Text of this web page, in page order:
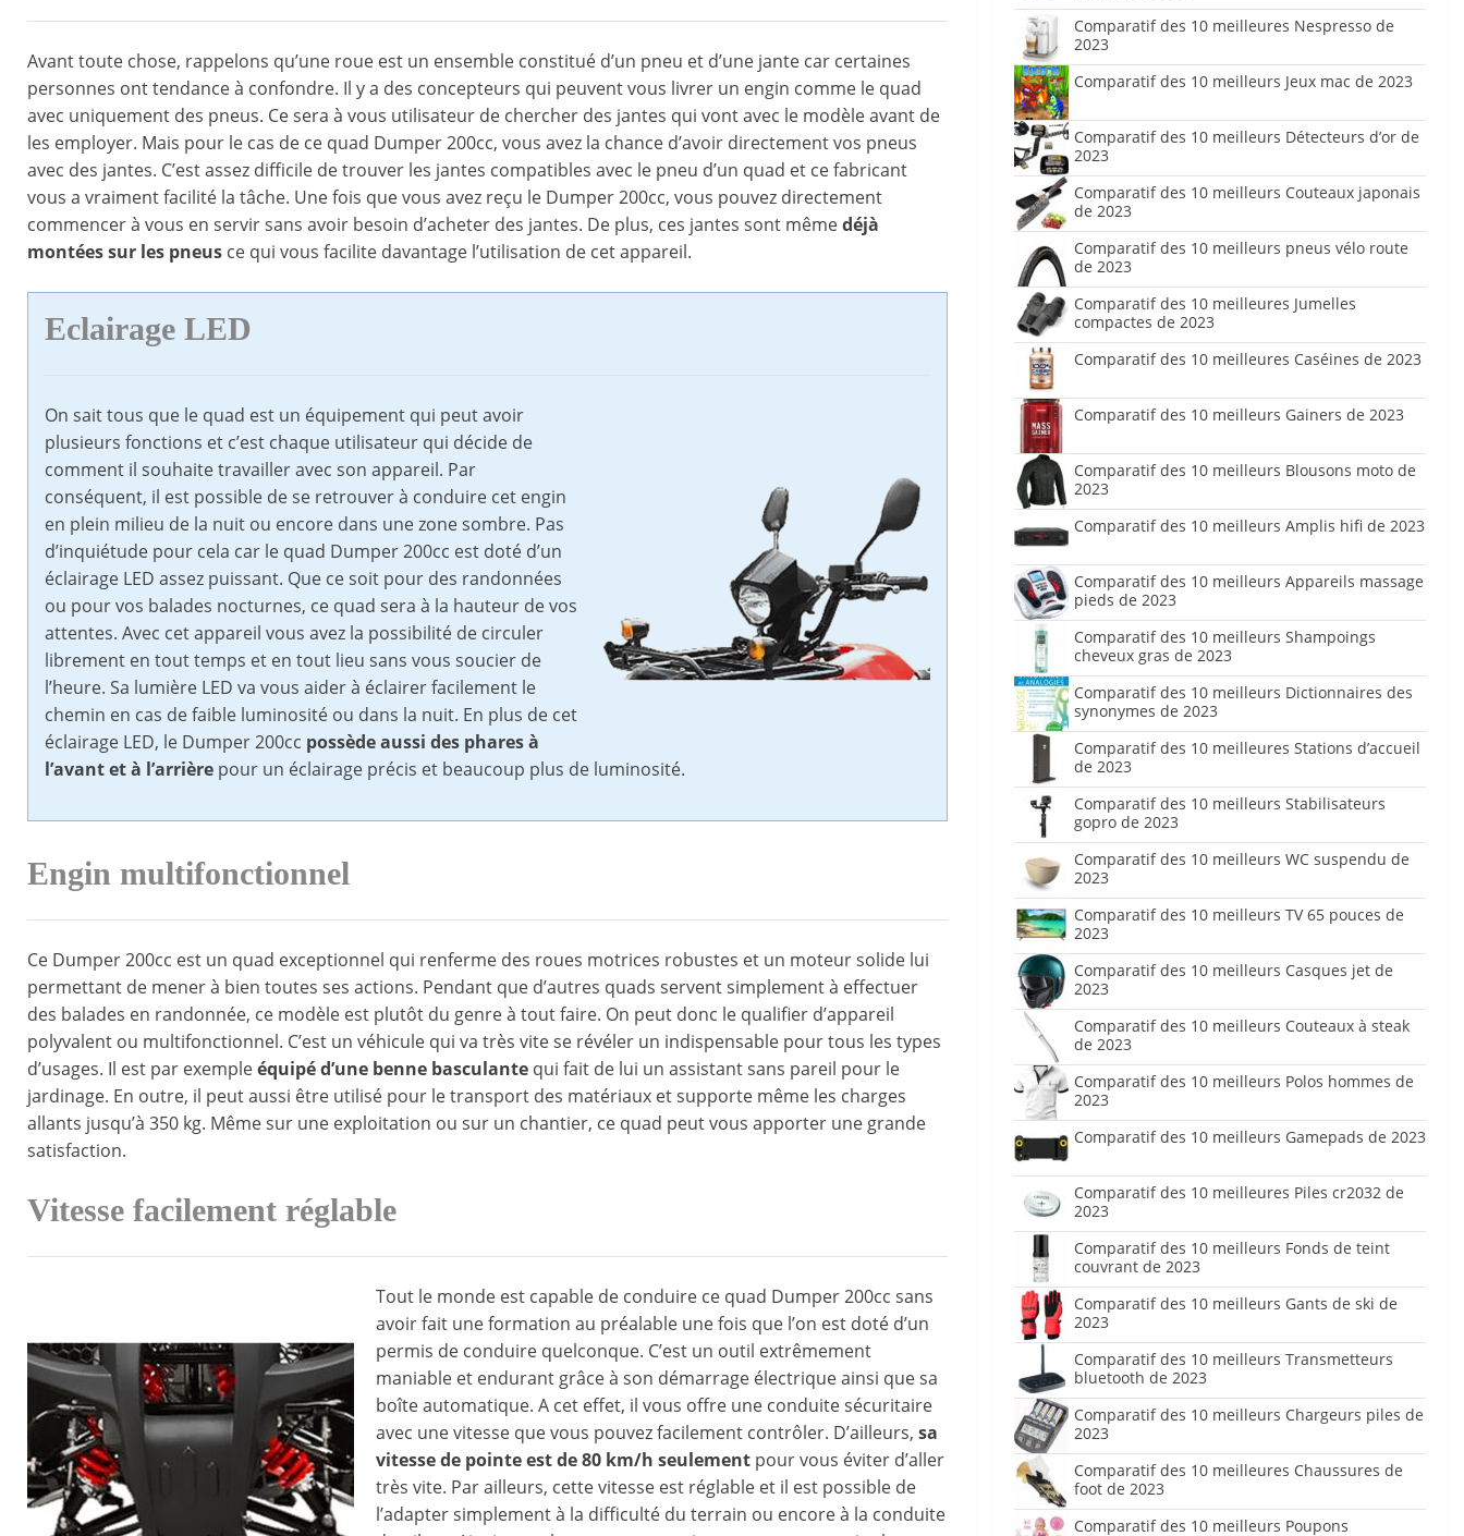
Avant toute chose, rappelons qu’une roue est un ensemble constitué d’un pneu et d’une jante car certaines
personnes ont tendance à confondre. Il y a des concepteurs qui peuvent vous livrer un engin comme le quad
avec uniquement des pneus. Ce sera à vous utilisateur de chercher des jantes qui vont avec le modèle avant de
les employer. Mais pour le cas de ce quad Dumper 200cc, vous avez la chance d’avoir directement vos pneus
avec des jantes. C’est assez difficile de trouver les jantes compatibles avec le pneu d’un quad et ce fabricant
vous a vraiment facilité la tâche. Une fois que vous avez reçu le Dumper 200cc, vous pouvez directement
commencer à vous en servir sans avoir besoin d’acheter des jantes. De plus, ces jantes sont mêmedéjà
montées sur les pneus ce qui vous facilite davantage l’utilisation de cet appareil.
Eclairage LED
On sait tous que le quad est un équipement qui peut avoir
plusieurs fonctions et c’est chaque utilisateur qui décide de
comment il souhaite travailler avec son appareil. Par
conséquent, il est possible de se retrouver à conduire cet engin
en plein milieu de la nuit ou encore dans une zone sombre. Pas
d’inquiétude pour cela car le quad Dumper 200cc est doté d’un
éclairage LED assez puissant. Que ce soit pour des randonnées
ou pour vos balades nocturnes, ce quad sera à la hauteur de vos
attentes. Avec cet appareil vous avez la possibilité de circuler
librement en tout temps et en tout lieu sans vous soucier de
l’heure. Sa lumière LED va vous aider à éclairer facilement le
chemin en cas de faible luminosité ou dans la nuit. En plus de cet
éclairage LED, le Dumper 200cc possède aussi des phares à
l’avant et à l’arrière pour un éclairage précis et beaucoup plus de luminosité.
Engin multifonctionnel
Ce Dumper 200cc est un quad exceptionnel qui renferme des roues motrices robustes et un moteur solide lui
permettant de mener à bien toutes ses actions. Pendant que d’autres quads servent simplement à effectuer
des balades en randonnée, ce modèle est plutôt du genre à tout faire. On peut donc le qualifier d’appareil
polyvalent ou multifonctionnel. C’est un véhicule qui va très vite se révéler un indispensable pour tous les types
d’usages. Il est par exempleéquipé d’une benne basculante qui fait de lui un assistant sans pareil pour le
jardinage. En outre, il peut aussi être utilisé pour le transport des matériaux et supporte même les charges
allants jusqu’à 350 kg. Même sur une exploitation ou sur un chantier, ce quad peut vous apporter une grande
satisfaction.
Vitesse facilement réglable
Tout le monde est capable de conduire ce quad Dumper 200cc sans
avoir fait une formation au préalable une fois que l’on est doté d’un
permis de conduire quelconque. C’est un outil extrêmement
maniable et endurant grâce à son démarrage électrique ainsi que sa
boîte automatique. A cet effet, il vous offre une conduite sécuritaire
avec une vitesse que vous pouvez facilement contrôler. D’ailleurs, sa
vitesse de pointe est de 80 km/h seulement pour vous éviter d’aller
très vite. Par ailleurs, cette vitesse est réglable et il est possible de
l’adapter simplement à la difficulté du terrain ou encore à la conduite
Comparatif des 10 meilleures Nespresso de
2023
Comparatif des 10 meilleurs Jeux mac de 2023
Comparatif des 10 meilleurs Détecteurs d’or de
2023
Comparatif des 10 meilleurs Couteaux japonais
de 2023
Comparatif des 10 meilleurs pneus vélo route
de 2023
Comparatif des 10 meilleures Jumelles
compactes de 2023
Comparatif des 10 meilleures Caséines de 2023
Comparatif des 10 meilleurs Gainers de 2023
Comparatif des 10 meilleurs Blousons moto de
2023
Comparatif des 10 meilleurs Amplis hifi de 2023
Comparatif des 10 meilleurs Appareils massage
pieds de 2023
Comparatif des 10 meilleurs Shampoings
cheveux gras de 2023
Comparatif des 10 meilleurs Dictionnaires des
synonymes de 2023
Comparatif des 10 meilleures Stations d’accueil
de 2023
Comparatif des 10 meilleurs Stabilisateurs
gopro de 2023
Comparatif des 10 meilleurs WC suspendu de
2023
Comparatif des 10 meilleurs TV 65 pouces de
2023
Comparatif des 10 meilleurs Casques jet de
2023
Comparatif des 10 meilleurs Couteaux à steak
de 2023
Comparatif des 10 meilleurs Polos hommes de
2023
Comparatif des 10 meilleurs Gamepads de 2023
Comparatif des 10 meilleures Piles cr2032 de
2023
Comparatif des 10 meilleurs Fonds de teint
couvrant de 2023
Comparatif des 10 meilleurs Gants de ski de
2023
Comparatif des 10 meilleurs Transmetteurs
bluetooth de 2023
Comparatif des 10 meilleurs Chargeurs piles de
2023
Comparatif des 10 meilleures Chaussures de
foot de 2023
Comparatif des 10 meilleurs Poupons